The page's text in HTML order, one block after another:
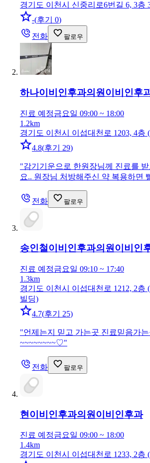
경기도 이천시 신중리로6번길 6, 3층
-(후기 0)
전화
팔로우
하나이비인후과의원 이비인후
진료 예정금요일 09:00 ~ 18:00
1.2km
경기도 이천시 이섭대천로 1203, 4층
4.8(후기 29)
"감기기운으로 한원장님께 진료를
요.. 원장님 처방해주신 약 복용하면
전화 팔로우
송인철이비인후과의원이비인
진료 예정금요일 09:10 ~ 17:40
1.3km
경기도 이천시 이섭대천로 1212, 2층
빌딩)
4.7(후기 25)
"언제는지 믿고 가는곳 진료믿음가
~~~~~~~~♡"
전화 팔로우
현이비인후과의원 이비인후과
진료 예정금요일 09:00 ~ 18:00
1.4km
경기도 이천시 이섭대천로 1233, 2층